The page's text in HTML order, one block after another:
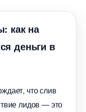
как на
деньги
что сли
лидов — это